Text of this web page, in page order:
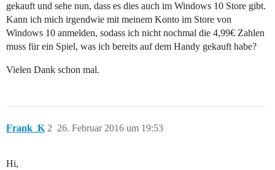
gekauft und sehe nun, dass es dies auch im Windows 10 Store gibt.
Kann ich mich irgendwie mit meinem Konto im Store von
Windows 10 anmelden, sodass ich nicht nochmal die 4,99€ Zahlen
muss für ein Spiel, was ich bereits auf dem Handy gekauft habe?
Vielen Dank schon mal.
Frank_K 26. Februar 2016 um 19:53
2
Hi,